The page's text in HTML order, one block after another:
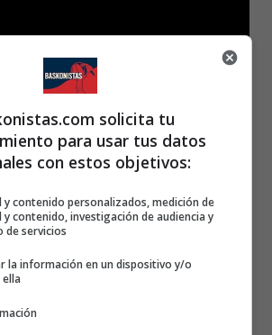
: Perry (4), Kalinoski (7), Barreiro (8),
solicita tu
para usar tus datos
con estos objetivos:
y contenido personalizados, medición de
y contenido, investigación de audiencia y
de servicios
la información en un dispositivo y/o